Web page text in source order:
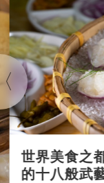
世界美食之
的十八般武